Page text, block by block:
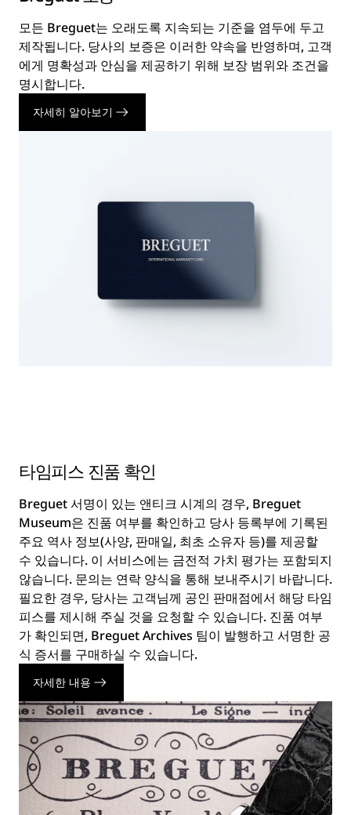
모든 Breguet는 오래도록 지속되는 기준을 염두에 두고
제작됩니다. 당사의 보증은 이러한 약속을 반영하며, 고객
에게 명확성과 안심을 제공하기 위해 보장 범위와 조건을
명시합니다.
자세히 알아보기
타임피스 진품 확인
Breguet 서명이 있는 앤티크 시계의 경우, Breguet
Museum은 진품 여부를 확인하고 당사 등록부에 기록된
주요 역사 정보(사양, 판매일, 최초 소유자 등)를 제공할
수 있습니다. 이 서비스에는 금전적 가치 평가는 포함되지
않습니다. 문의는 연락 양식을 통해 보내주시기 바랍니다.
필요한 경우, 당사는 고객님께 공인 판매점에서 해당 타임
피스를 제시해 주실 것을 요청할 수 있습니다. 진품 여부
가 확인되면, Breguet Archives 팀이 발행하고 서명한 공
식 증서를 구매하실 수 있습니다.
자세한 내용